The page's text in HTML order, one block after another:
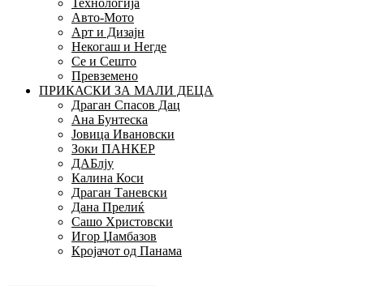
Технологија
Авто-Мото
Арт и Дизајн
Некогаш и Негде
Се и Сешто
Превземено
ПРИКАСКИ ЗА МАЛИ ДЕЦА
Драган Спасов Дац
Ана Бунтеска
Јовица Ивановски
Зоки ПАНКЕР
ДАБлју
Калина Коси
Драган Таневски
Дана Прелиќ
Сашо Христовски
Игор Џамбазов
Кројачот од Панама